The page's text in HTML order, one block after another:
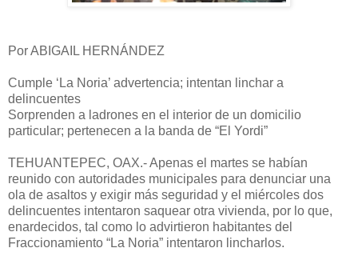
Por ABIGAIL HERNÁNDEZ
Cumple ‘La Noria’ advertencia; intentan linchar a
delincuentes
Sorprenden a ladrones en el interior de un domicilio
particular; pertenecen a la banda de “El Yordi”
TEHUANTEPEC, OAX.- Apenas el martes se habían
reunido con autoridades municipales para denunciar una
ola de asaltos y exigir más seguridad y el miércoles dos
delincuentes intentaron saquear otra vivienda, por lo que,
enardecidos, tal como lo advirtieron habitantes del
Fraccionamiento “La Noria” intentaron lincharlos.